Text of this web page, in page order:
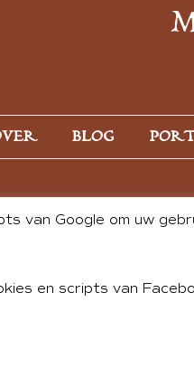
BLOG
PHOTOS & CONTENT BY
van Google om uw
en scripts van